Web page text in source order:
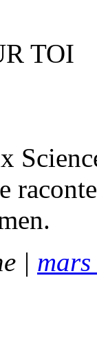
TOI
|